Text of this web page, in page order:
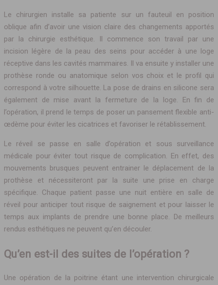
Le chirurgien installe sa patiente sur un fauteuil en position
oblique afin d’avoir une vision claire des changements apportés
par la chirurgie esthétique. Il commence son travail par une
incision légère de la peau des seins pour accéder à une loge
réceptive dans les cavités mammaires. Il va ensuite y installer une
prothèse ronde ou anatomique selon vos choix et le profil qui
correspond à votre silhouette. La pose de drains en silicone sera
également de mise avant la fermeture de la loge. En fin de
l’opération, il prend le temps de poser un pansement flexible anti-
œdème pour éviter les cicatrices et favoriser le rétablissement.
Le réveil se passe en salle d’opération et sous surveillance
médicale pour éviter tout risque de complication. En effet, des
mouvements brusques peuvent entrainer le déplacement de la
prothèse et nécessiteront par la suite une prise en charge
spécifique. Chaque patient passe une nuit entière en salle de
réveil pour anticiper tout risque de saignement et pour laisser le
temps aux implants de prendre une bonne place. De meilleurs
rendus esthétiques ne peuvent qu’en découler.
Qu’en est-il des suites de l’opération ?
Une opération de la poitrine étant une intervention chirurgicale